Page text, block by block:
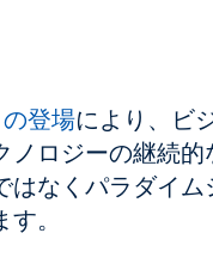
登場により、ビ
ロジーの継続
はなくパラダイ
。